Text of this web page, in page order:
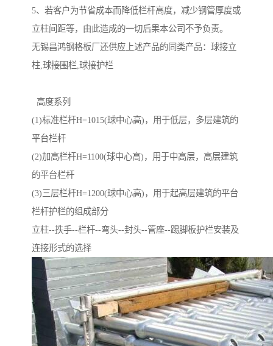
5、若客户为节省成本而降低栏杆高度，减少钢管厚度或
立柱间距等，由此造成的一切后果本公司不予负责。
无锡昌鸿钢格板厂还供应上述产品的同类产品：球接立
柱,球接围栏,球接护栏
高度系列
(1)标准栏杆H=1015(球中心高)，用于低层，多层建筑的
平台栏杆
(2)加高栏杆H=1100(球中心高)，用于中高层，高层建筑
的平台栏杆
(3)三层栏杆H=1200(球中心高)，用于起高层建筑的平台
栏杆护栏的组成部分
立柱--抶手--栏杆--弯头--封头--管座--踢脚板护栏安装及
连接形式的选择